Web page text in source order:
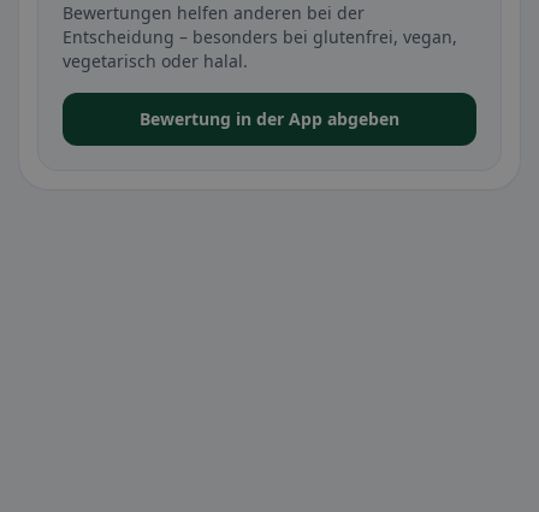
Bewertungen helfen anderen bei der
Entscheidung – besonders bei glutenfrei, vegan,
vegetarisch oder halal.
Bewertung in der App abgeben